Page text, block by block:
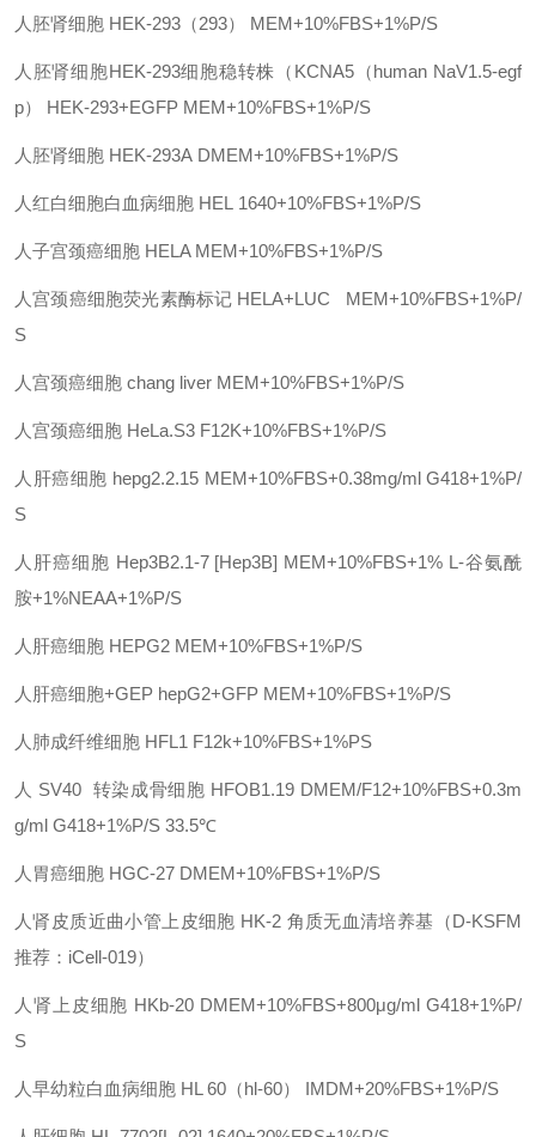
人胚肾细胞 HEK-293（293） MEM+10%FBS+1%P/S
人胚肾细胞HEK-293细胞稳转株（KCNA5（human NaV1.5-egf
p）
HEK-293+EGFP MEM+10%FBS+1%P/S
人胚肾细胞 HEK-293A DMEM+10%FBS+1%P/S
人红白细胞白血病细胞 HEL 1640+10%FBS+1%P/S
人子宫颈癌细胞 HELA MEM+10%FBS+1%P/S
人宫颈癌细胞荧光素酶标记 HELA+LUC
MEM+10%FBS+1%P/
S
人宫颈癌细胞 chang liver MEM+10%FBS+1%P/S
人宫颈癌细胞 HeLa.S3 F12K+10%FBS+1%P/S
人肝癌细胞 hepg2.2.15 MEM+10%FBS+0.38mg/ml G418+1%P/
S
人肝癌细胞 Hep3B2.1-7 [Hep3B] MEM+10%FBS+1% L-谷氨酰
胺+1%NEAA+1%P/S
人肝癌细胞 HEPG2 MEM+10%FBS+1%P/S
人肝癌细胞+GEP hepG2+GFP MEM+10%FBS+1%P/S
人肺成纤维细胞 HFL1 F12k+10%FBS+1%PS
人 SV40 转染成骨细胞 HFOB1.19 DMEM/F12+10%FBS+0.3m
g/ml G418+1%P/S 33.5℃
人胃癌细胞 HGC-27 DMEM+10%FBS+1%P/S
人肾皮质近曲小管上皮细胞 HK-2 角质无血清培养基（D-KSFM
推荐：iCell-019）
人肾上皮细胞 HKb-20 DMEM+10%FBS+800μg/ml G418+1%P/
S
人早幼粒白血病细胞 HL 60（hl-60） IMDM+20%FBS+1%P/S